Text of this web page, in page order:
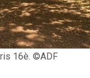
16è. ©ADF